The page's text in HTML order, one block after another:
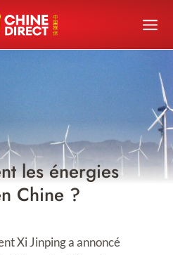
les énergies
Chine ?
Xi Jinping a annoncé